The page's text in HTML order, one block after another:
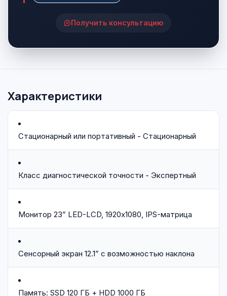
Получить консультацию
Характеристики
Стационарный или портативный - Стационарный
Класс диагностической точности - Экспертный
Монитор 23” LED-LCD, 1920х1080, IPS-матрица
Сенсорный экран 12.1” с возможностью наклона
Память: SSD 120 ГБ + HDD 1000 ГБ